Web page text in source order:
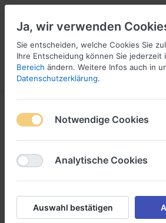
Menü Anmelden
Ja, wir verwenden
Sie entscheiden, welche Cookies Sie
Ihre Entscheidung können Sie jederzeit
Bereich ändern. Weitere Infos auch in
Datenschutzerklärung.
Notwendige Cookies
Analytische Cookies
Auswahl bestätigen